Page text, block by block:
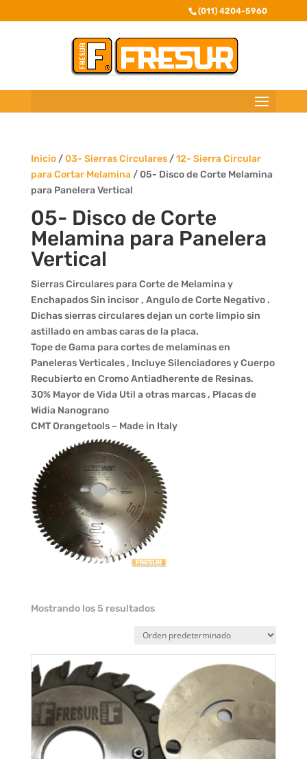
(011) 4204-5960
Inicio/03- Sierras Circulares/12- Sierra Circular
para Cortar Melamina/ 05- Disco de Corte Melamina
para Panelera Vertical
05- Disco de Corte
Melamina para Panelera
Vertical
Sierras Circulares para Corte de Melamina y
Enchapados Sin incisor , Angulo de Corte Negativo .
Dichas sierras circulares dejan un corte limpio sin
astillado en ambas caras de la placa.
Tope de Gama para cortes de melaminas en
Paneleras Verticales , Incluye Silenciadores y Cuerpo
Recubierto en Cromo Antiadherente de Resinas.
30% Mayor de Vida Util a otras marcas , Placas de
Widia Nanograno
CMT Orangetools – Made in Italy
Mostrando los 5 resultados